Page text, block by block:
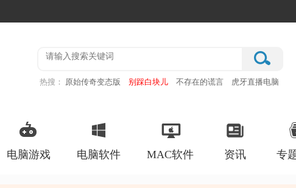
热搜： 原始传奇变态版 别踩白块儿 不存在的谎言
虎牙直播电脑
电脑游戏 电脑软件 MAC软件 资讯 专